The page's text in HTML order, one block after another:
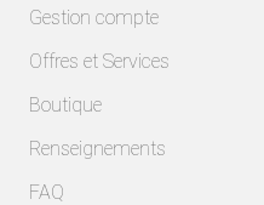
Gestion compte
Offres et Services
Boutique
Renseignements
FAQ